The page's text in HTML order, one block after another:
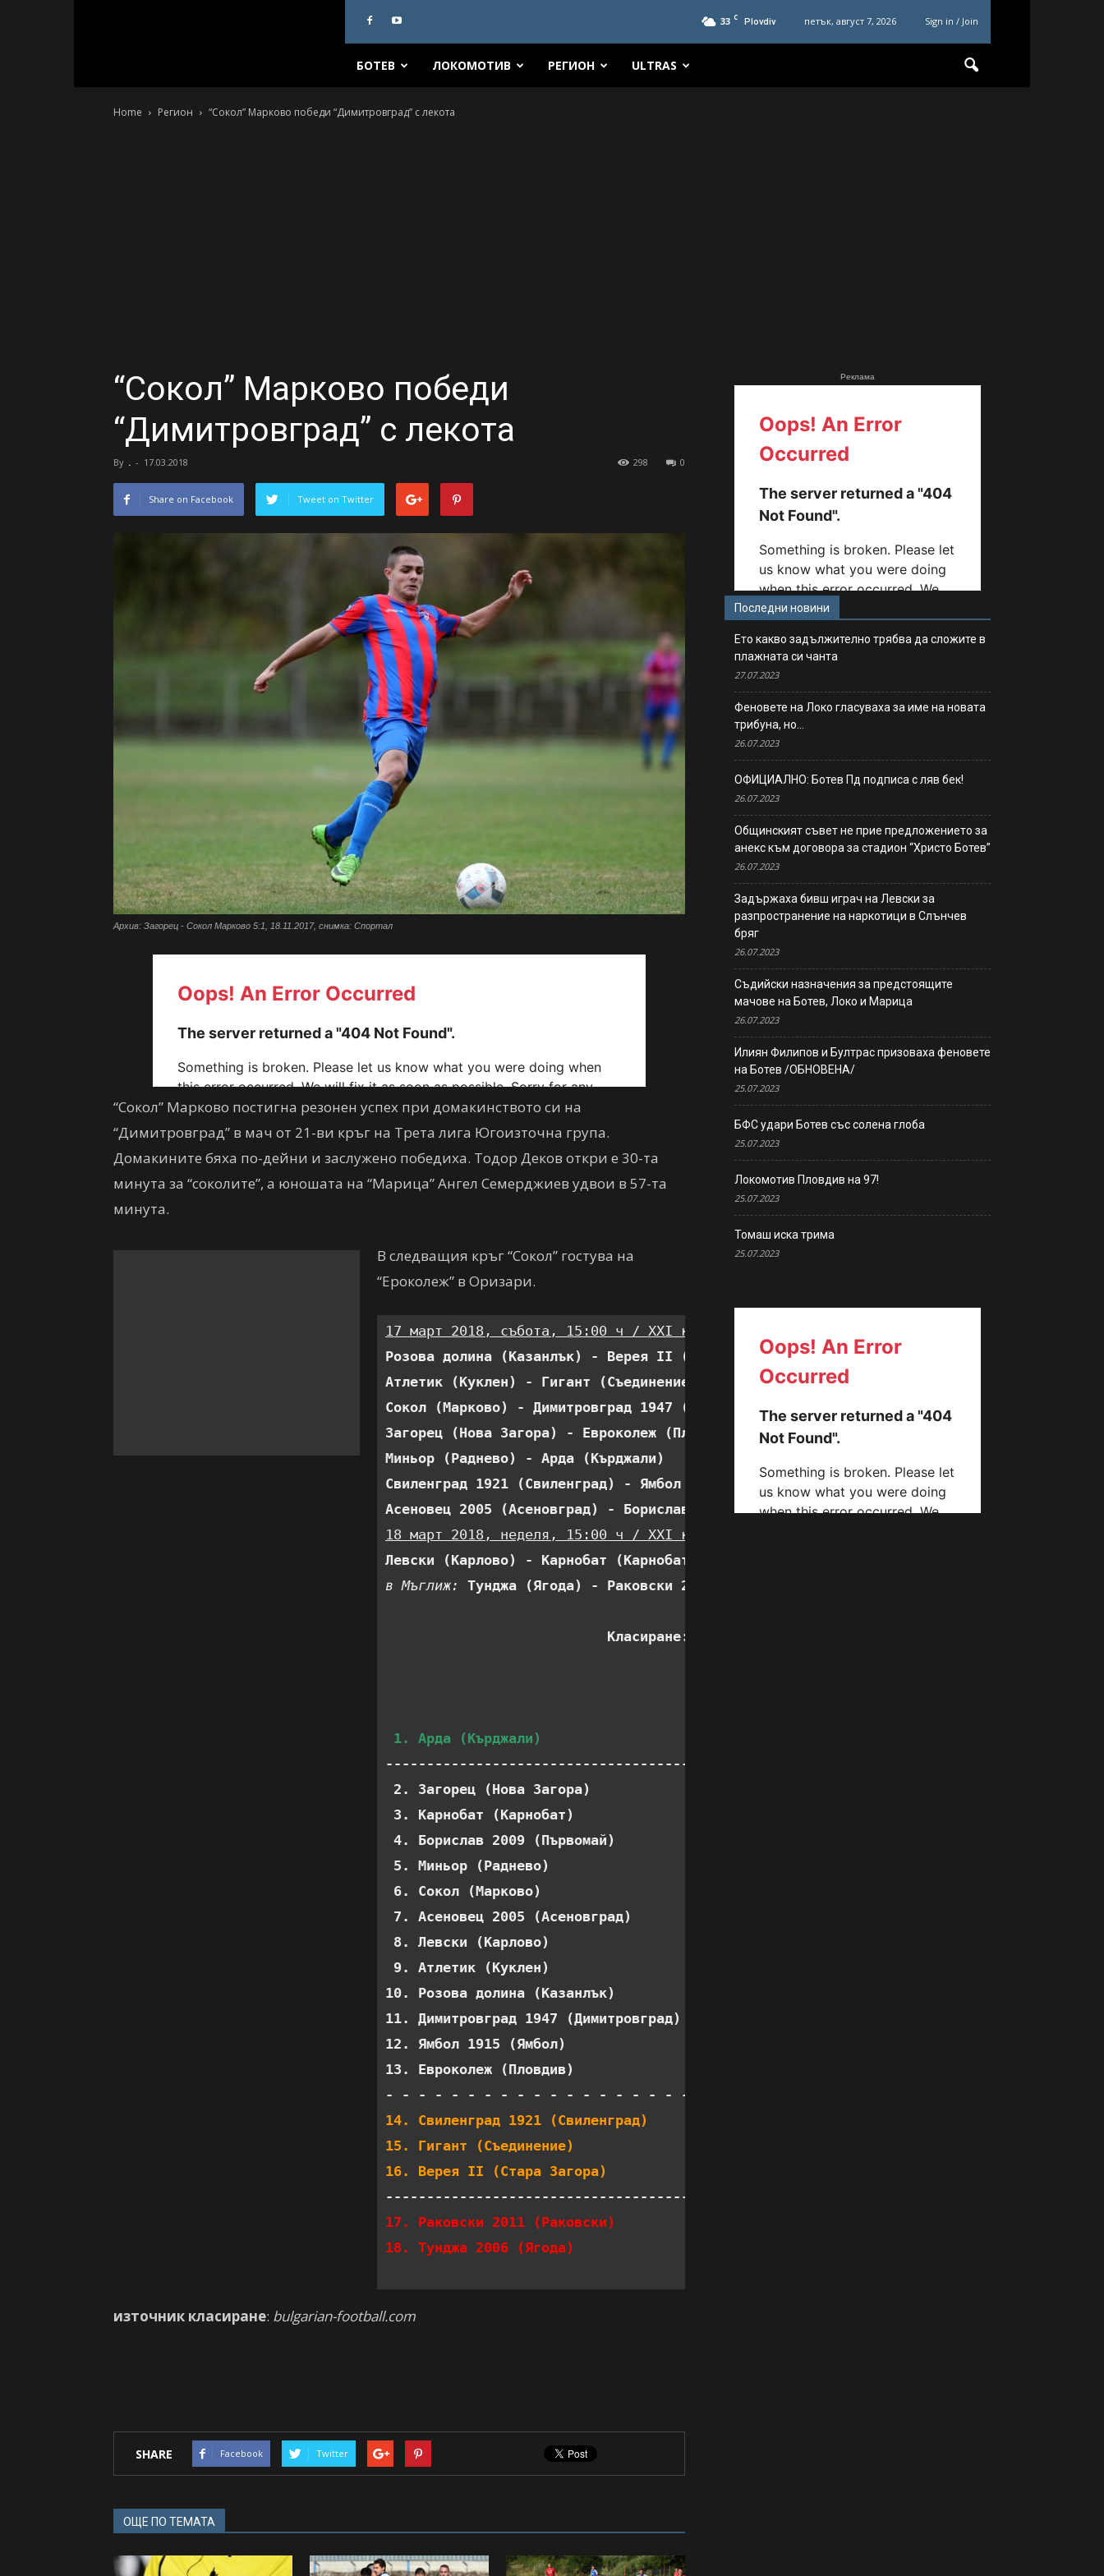
33 C Plovdiv петък, август 7, 2026 Sign in / Join
БОТЕВ ЛОКОМОТИВ РЕГИОН ULTRAS
Home Регион “Сокол” Марково победи “Димитровград” с лекота
“Сокол” Марково победи
“Димитровград” с лекота
By . - 17.03.2018 0
298
Share on Facebook Tweet on Twitter
Архив: Загорец - Сокол Марково 5:1, 18.11.2017, снимка: Спортал
“Сокол” Марково постигна резонен успех при домакинството си на
“Димитровград” в мач от 21-ви кръг на Трета лига Югоизточна група.
Домакините бяха по-дейни и заслужено победиха. Тодор Деков откри е 30-та
минута за “соколите”, а юношата на “Марица” Ангел Семерджиев удвои в 57-та
минута.
В следващия кръг “Сокол” гостува на
“Ероколеж” в Оризари.
17 март 2018, събота, 15:00 ч / XXI кръг:
Розова долина (Казанлък) - Верея II (Стара Загора)        0:1
Атлетик (Куклен) - Гигант (Съединение)                    1:2
Сокол (Марково) - Димитровград 1947 (Димитровград)        2:0
Загорец (Нова Загора) - Евроколеж (Пловдив)               2:0
Миньор (Раднево) - Арда (Кърджали)                        0:0
Свиленград 1921 (Свиленград) - Ямбол 1915 (Ямбол)         2:1
Асеновец 2005 (Асеновград) - Борислав 2009 (Първомай)     6:2
18 март 2018, неделя, 15:00 ч / XXI кръг:
Левски (Карлово) - Карнобат (Карнобат)                     -
в Мъглиж: Тунджа (Ягода) - Раковски 2011 (Раковски)        -
Класиране:
1. Арда (Кърджали)                    21   18   3   0   93:5    57
-------------------------------------------------------------------
2. Загорец (Нова Загора)              20   14   4   2   39:12   46
3. Карнобат (Карнобат)                20   12   2   6   46:28   38
4. Борислав 2009 (Първомай)           20   11   2   7   40:28   35
5. Миньор (Раднево)                   20    9   6   5   40:24   33
6. Сокол (Марково)                    20   10   3   7   42:29   33
7. Асеновец 2005 (Асеновград)         20   10   2   8   35:38   32
8. Левски (Карлово)                   19   10   1   8   31:32   31
9. Атлетик (Куклен)                   20    9   3   8   30:32   30
10. Розова долина (Казанлък)           20    8   3   9   35:30   27
11. Димитровград 1947 (Димитровград)   20    8   1  11   20:36   25
12. Ямбол 1915 (Ямбол)                 20    7   3  10   47:38   24
13. Евроколеж (Пловдив)                20    6   4  10   41:44   22
14. Свиленград 1921 (Свиленград)       21    6   3  12   25:63   21
15. Гигант (Съединение)                20    5   5  10   16:32   20
16. Верея II (Стара Загора)            20    6   2  12   27:57   20
17. Раковски 2011 (Раковски)           19    6   1  12   23:32   19
18. Тунджа 2006 (Ягода)                20    0   2  18   15:85    2
източник класиране: bulgarian-football.com
SHARE Facebook Twitter
ОЩЕ ПО ТЕМАТА
Реклама
Последни новини
Ето какво задължително трябва да сложите в
плажната си чанта
27.07.2023
Феновете на Локо гласуваха за име на новата
трибуна, но…
26.07.2023
ОФИЦИАЛНО: Ботев Пд подписа с ляв бек!
26.07.2023
Общинският съвет не прие предложението за
анекс към договора за стадион “Христо Ботев”
26.07.2023
Задържаха бивш играч на Левски за
разпространение на наркотици в Слънчев
бряг
26.07.2023
Съдийски назначения за предстоящите
мачове на Ботев, Локо и Марица
26.07.2023
Илиян Филипов и Бултрас призоваха феновете
на Ботев /ОБНОВЕНА/
25.07.2023
БФС удари Ботев със солена глоба
25.07.2023
Локомотив Пловдив на 97!
25.07.2023
Томаш иска трима
25.07.2023